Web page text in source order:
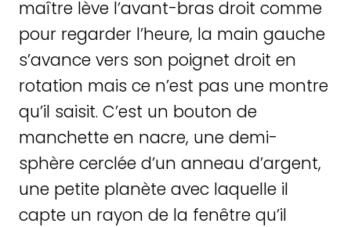
maître lève l’avant-bras droit comme
pour regarder l’heure, la main gauche
s’avance vers son poignet droit en
rotation mais ce n’est pas une montre
qu’il saisit. C’est un bouton de
manchette en nacre, une demi-
sphère cerclée d’un anneau d’argent,
une petite planète avec laquelle il
capte un rayon de la fenêtre qu’il